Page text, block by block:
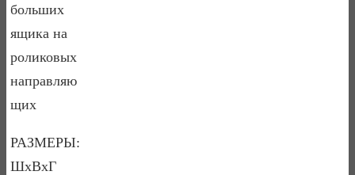
больших
ящика на
роликовых
направляю
щих
РАЗМЕРЫ:
ШхВхГ